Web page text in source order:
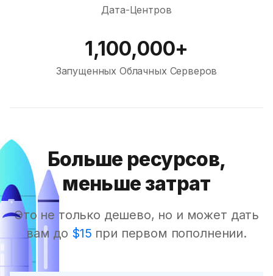
Дата-Центров
1,100,000+
Запущенных Облачных Серверов
Больше ресурсов,
меньше затрат
Это не только дешево, но и может дать
вам до $15 при первом пополнении.